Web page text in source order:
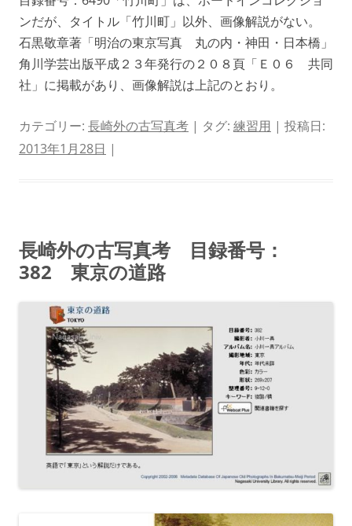
ンだが、タイトル「竹川町」以外、画像解説がない。
石黒敬章著「明治の東京写真 丸の内・神田・日本橋」
角川学芸出版平成２３年発行の２０８頁「Ｅ０６ 共同
社」に掲載があり、画像解説は上記のとおり。
カテゴリー: 長崎外の古写真考 | タグ: 練習用 | 投稿日:
2013年1月28日 |
長崎外の古写真考 目録番号：
382 東京の道路